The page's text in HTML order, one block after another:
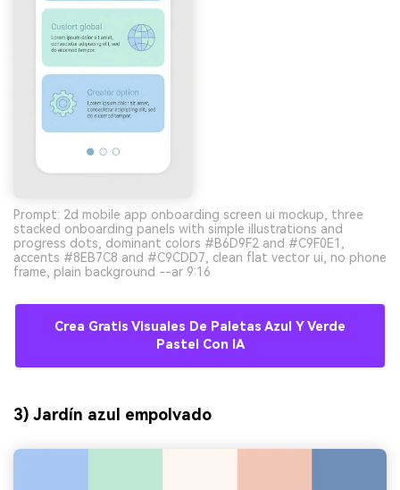
Prompt: 2d mobile app onboarding screen ui mockup, three
stacked onboarding panels with simple illustrations and
progress dots, dominant colors #B6D9F2 and #C9F0E1,
accents #8EB7C8 and #C9CDD7, clean flat vector ui, no phone
frame, plain background --ar 9:16
Crea Gratis Visuales De Paletas Azul Y Verde
Pastel Con IA
3) Jardín azul empolvado